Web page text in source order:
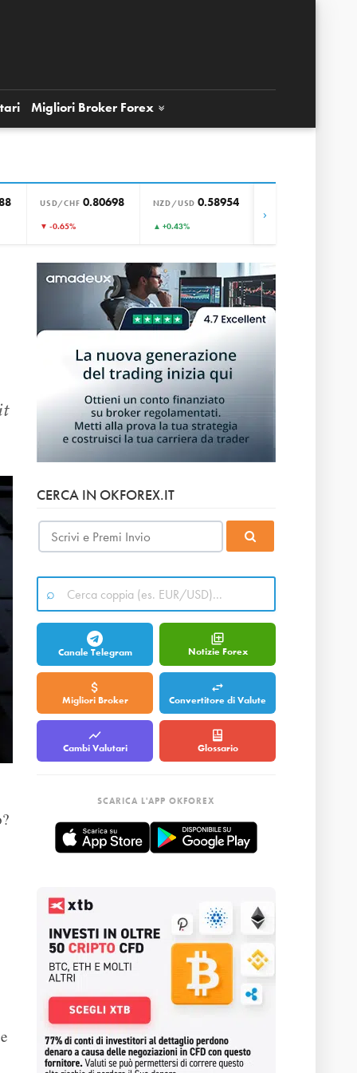
Migliori Broker Forex
USD/CHF 0.80698
▼ -0.65%
NZD/USD 0.58954
▲ +0.43%
›
CERCA IN OKFOREX.IT
Canale Telegram Notizie Forex
Migliori Broker Convertitore di Valute
Cambi Valutari Glossario
SCARICA L'APP OKFOREX